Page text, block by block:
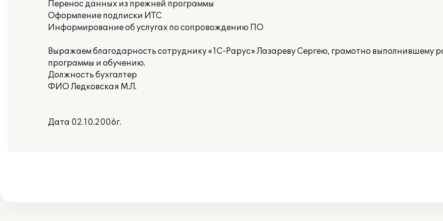
Перенос данных из прежней программы
Оформление подписки ИТС
Информирование об услугах по сопровождению ПО
Выражаем благодарность сотруднику «1С-Рарус» Лазареву Сергею, грамотно выполнившему
программы и обучению.
Должность бухгалтер
ФИО Ледковская М.Л.
Дата 02.10.2006г.